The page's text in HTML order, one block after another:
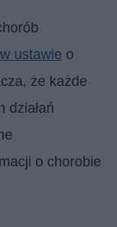
ustawie o
że każde
działań
o chorobie